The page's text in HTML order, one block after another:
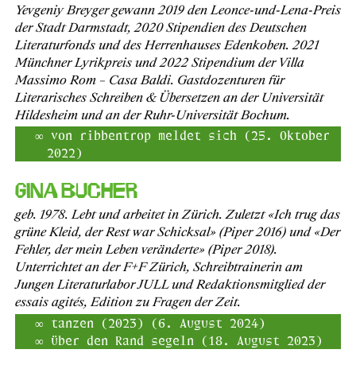
Yevgeniy Breyger gewann 2019 den Leonce-und-Lena-Preis
der Stadt Darmstadt, 2020 Stipendien des Deutschen
Literaturfonds und des Herrenhauses Edenkoben. 2021
Münchner Lyrikpreis und 2022 Stipendium der Villa
Massimo Rom – Casa Baldi. Gastdozenturen für
Literarisches Schreiben & Übersetzen an der Universität
Hildesheim und an der Ruhr-Universität Bochum.
von ribbentrop meldet sich (25. Oktober
2022)
Gina Bucher
geb. 1978. Lebt und arbeitet in Zürich. Zuletzt «Ich trug das
grüne Kleid, der Rest war Schicksal» (Piper 2016) und «Der
Fehler, der mein Leben veränderte» (Piper 2018).
Unterrichtet an der F+F Zürich, Schreibtrainerin am
Jungen Literaturlabor JULL und Redaktionsmitglied der
essais agités, Edition zu Fragen der Zeit.
tanzen (2023) (6. August 2024)
über den Rand segeln (18. August 2023)